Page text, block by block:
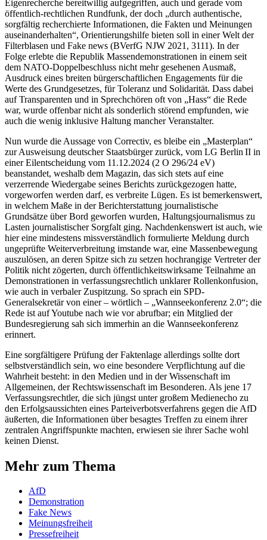
Eigenrecherche bereitwillig aufgegriffen, auch und gerade vom
öffentlich-rechtlichen Rundfunk, der doch „durch authentische,
sorgfältig recherchierte Informationen, die Fakten und Meinungen
auseinanderhalten“, Orientierungshilfe bieten soll in einer Welt der
Filterblasen und Fake news (BVerfG NJW 2021, 3111). In der
Folge erlebte die Republik Massendemonstrationen in einem seit
dem NATO-Doppelbeschluss nicht mehr gesehenen Ausmaß,
Ausdruck eines breiten bürgerschaftlichen Engagements für die
Werte des Grundgesetzes, für Toleranz und Solidarität. Dass dabei
auf Transparenten und in Sprechchören oft von „Hass“ die Rede
war, wurde offenbar nicht als sonderlich störend empfunden, wie
auch die wenig inklusive Haltung mancher Veranstalter.
Nun wurde die Aussage von Correctiv, es bleibe ein „Masterplan“
zur Ausweisung deutscher Staatsbürger zurück, vom LG Berlin II in
einer Eilentscheidung vom 11.12.​2024 (2 O 296/24 eV)
beanstandet, weshalb dem Magazin, das sich stets auf eine
verzerrende Wiedergabe seines Berichts zurückgezogen hatte,
vorgeworfen werden darf, es verbreite Lügen. Es ist bemerkenswert,
in welchem Maße in der Berichterstattung journalistische
Grundsätze über Bord geworfen wurden, Haltungsjournalismus zu
Lasten journalistischer Sorgfalt ging. Nachdenkenswert ist auch, wie
hier eine mindestens missverständlich formulierte Meldung durch
ungeprüfte Weiterverbreitung imstande war, eine Massenbewegung
auszulösen, an deren Spitze sich zu setzen hochrangige Vertreter der
Politik nicht zögerten, durch öffentlichkeitswirksame Teilnahme an
Demonstrationen in verfassungsrechtlich unklarer Rollenkonfusion,
wie auch in verbaler Zuspitzung. So sprach ein SPD-
Generalsekretär von einer – wörtlich – „Wannseekonferenz 2.0“; die
Rede ist auf Youtube nach wie vor abrufbar; ein Mitglied der
Bundesregierung sah sich immerhin an die Wannseekonferenz
erinnert.
Eine sorgfältigere Prüfung der Faktenlage allerdings sollte dort
selbstverständlich sein, wo eine besondere Verpflichtung auf die
Wahrheit besteht: in den Medien und in der Wissenschaft im
Allgemeinen, der Rechtswissenschaft im Besonderen. Als jene 17
Verfassungsrechtler, die sich jüngst unter großem Medienecho zu
den Erfolgsaussichten eines Parteiverbotsverfahrens gegen die AfD
äußerten, die Informationen über besagtes Treffen zu einem ihrer
zentralen Angriffspunkte machten, erwiesen sie ihrer Sache wohl
keinen Dienst.
Mehr zum Thema
AfD
Demonstration
Fake News
Meinungsfreiheit
Pressefreiheit